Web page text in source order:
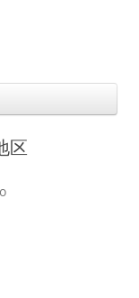
区